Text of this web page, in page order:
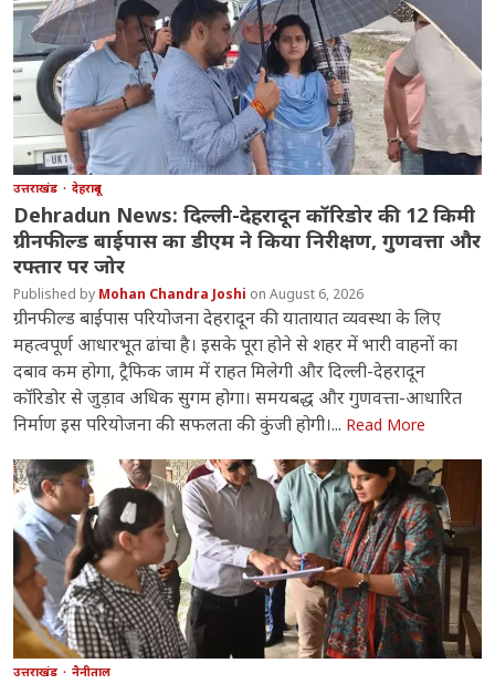
उत्तराखंड देहरादून
Dehradun News: दिल्ली-देहरादून कॉरिडोर की 12 किमी
ग्रीनफील्ड बाईपास का डीएम ने किया निरीक्षण, गुणवत्ता और
रफ्तार पर जोर
Mohan Chandra Joshi August 6, 2026
ग्रीनफील्ड बाईपास परियोजना देहरादून की यातायात व्यवस्था के लिए
महत्वपूर्ण आधारभूत ढांचा है। इसके पूरा होने से शहर में भारी वाहनों का
दबाव कम होगा, ट्रैफिक जाम में राहत मिलेगी और दिल्ली-देहरादून
कॉरिडोर से जुड़ाव अधिक सुगम होगा। समयबद्ध और गुणवत्ता-आधारित
निर्माण इस परियोजना की सफलता की कुंजी होगी।... Read More
उत्तराखंड नैनीताल